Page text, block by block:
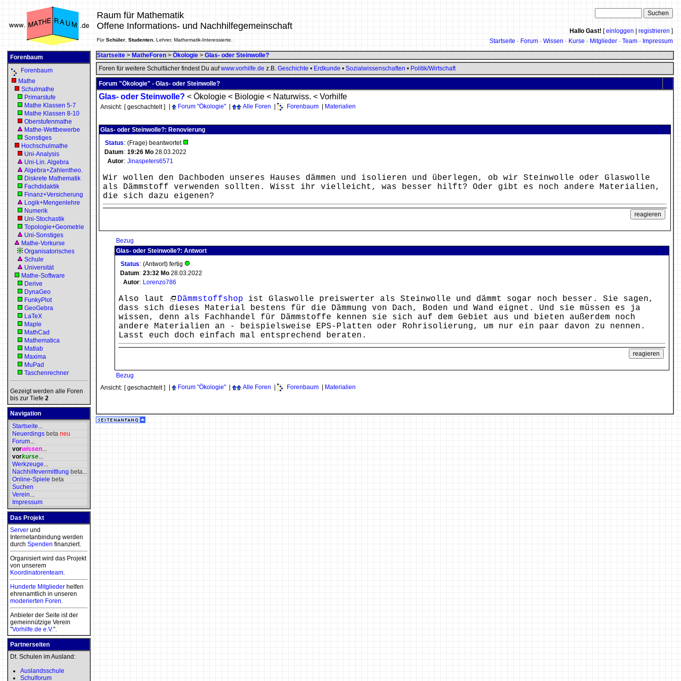
Raum für Mathematik
Offene Informations- und Nachhilfegemeinschaft
FürSchüler Studenten , Lehrer, Mathematik-Interessierte.
Hallo Gast! [einloggen registrieren ]
Startseite · Forum · Wissen · Kurse · Mitglieder · Team · Impressum
Forenbaum
Forenbaum
Mathe
Schulmathe
Primarstufe
Mathe Klassen 5-7
Mathe Klassen 8-10
Oberstufenmathe
Mathe-Wettbewerbe
Sonstiges
Hochschulmathe
Uni-Analysis
Uni-Lin. Algebra
Algebra+Zahlentheo.
Diskrete Mathematik
Fachdidaktik
Finanz+Versicherung
Logik+Mengenlehre
Numerik
Uni-Stochastik
Topologie+Geometrie
Uni-Sonstiges
Mathe-Vorkurse
Organisatorisches
Schule
Universität
Mathe-Software
Derive
DynaGeo
FunkyPlot
GeoGebra
LaTeX
Maple
MathCad
Mathematica
Matlab
Maxima
MuPad
Taschenrechner
Gezeigt werden alle Foren
bis zur Tiefe 2
Navigation
Startseite...
Neuerdings beta neu
Forum...
vorwissen...
vorkurse...
Werkzeuge...
Nachhilfevermittlung beta...
Online-Spiele beta
Suchen
Verein...
Impressum
Das Projekt
Server und
Internetanbindung werden
durch Spenden finanziert.
Organisiert wird das Projekt
von unserem
Koordinatorenteam.
Hunderte Mitglieder helfen
ehrenamtlich in unseren
moderierten Foren.
Anbieter der Seite ist der
gemeinnützige Verein
"Vorhilfe.de e.V.".
Partnerseiten
Dt. Schulen im Ausland:
Auslandsschule
Schulforum
Startseite > MatheForen > Ökologie > Glas- oder Steinwolle?
Foren für weitere Schulfächer findest Du aufwww.vorhilfe.de z.B. Geschichte • Erdkunde • Sozialwissenschaften • Politik/Wirtschaft
Forum "Ökologie" - Glas- oder Steinwolle?
Glas- oder Steinwolle? < Ökologie < Biologie < Naturwiss. < Vorhilfe
Ansicht: [ geschachtelt ] Forum "Ökologie" Alle Foren Forenbaum Materialien
Glas- oder Steinwolle?: Renovierung
Status: (Frage) beantwortet
Datum: 19:26 Mo 28.03.2022
Autor: Jinaspeters6571
Wir wollen den Dachboden unseres Hauses dämmen und isolieren und überlegen, ob wir Steinwolle oder Glaswolle
als Dämmstoff verwenden sollten. Wisst ihr vielleicht, was besser hilft? Oder gibt es noch andere Materialien,
die sich dazu eigenen?
Bezug
Glas- oder Steinwolle?: Antwort
Status: (Antwort) fertig
Datum: 23:32 Mo 28.03.2022
Autor: Lorenzo786
Also laut Dämmstoffshop ist Glaswolle preiswerter als Steinwolle und dämmt sogar noch besser. Sie sagen,
dass sich dieses Material bestens für die Dämmung von Dach, Boden und Wand eignet. Und sie müssen es ja
wissen, denn als Fachhandel für Dämmstoffe kennen sie sich auf dem Gebiet aus und bieten außerdem noch
andere Materialien an - beispielsweise EPS-Platten oder Rohrisolierung, um nur ein paar davon zu nennen.
Lasst euch doch einfach mal entsprechend beraten.
Bezug
Ansicht: [ geschachtelt ] Forum "Ökologie" Alle Foren Forenbaum Materialien